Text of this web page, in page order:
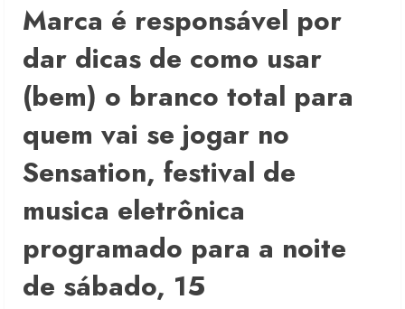
Marca é responsável por
dar dicas de como usar
(bem) o branco total para
quem vai se jogar no
Sensation, festival de
musica eletrônica
programado para a noite
de sábado, 15